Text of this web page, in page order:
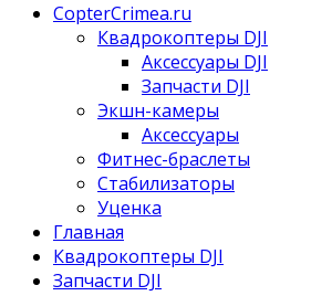
CopterCrimea.ru
Квадрокоптеры DJI
Аксессуары DJI
Запчасти DJI
Экшн-камеры
Аксессуары
Фитнес-браслеты
Стабилизаторы
Уценка
Главная
Квадрокоптеры DJI
Запчасти DJI